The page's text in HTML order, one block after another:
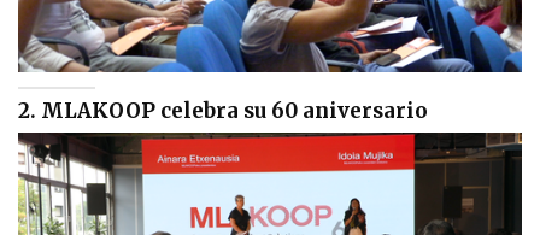
2. MLAKOOP celebra su 60 aniversario